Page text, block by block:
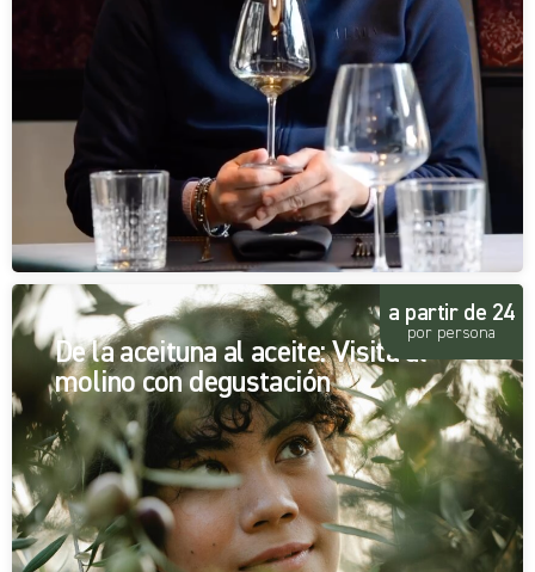
De la aceituna al aceite: Visita al
molino con degustación
a partir de 24
por persona